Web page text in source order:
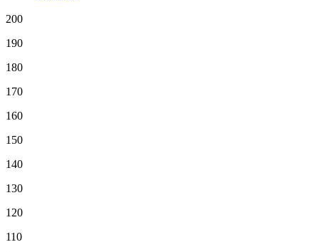
200
190
180
170
160
150
140
130
120
110